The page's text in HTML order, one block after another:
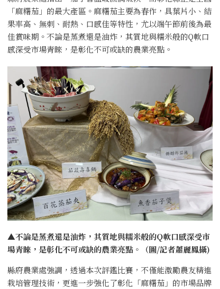
「麻糬茄」的最大產區。麻糬茄主要為春作，具葉片小、結
果率高、無刺、耐熱、口感佳等特性，尤以端午節前後為最
佳賞味期。不論是蒸煮還是油炸，其質地與糯米般的Q軟口
感深受市場青睞，是彰化不可或缺的農業亮點。
▲不論是蒸煮還是油炸，其質地與糯米般的Q軟口感深受市
場青睞，是彰化不可或缺的農業亮點。（圖/記者蕭麗鳳攝)
縣府農業處強調，透過本次評鑑比賽，不僅能激勵農友精進
栽培管理技術，更進一步強化了彰化「麻糬茄」的市場品牌